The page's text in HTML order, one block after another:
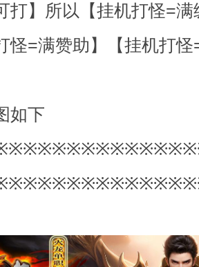
打】所以【挂机打怪=
怪=满赞助】【挂机打
如下